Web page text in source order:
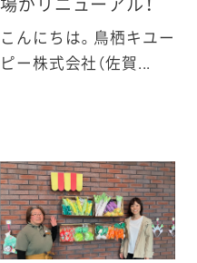
場がリニューアル！
こんにちは。鳥栖キユー
ピー株式会社（佐賀...